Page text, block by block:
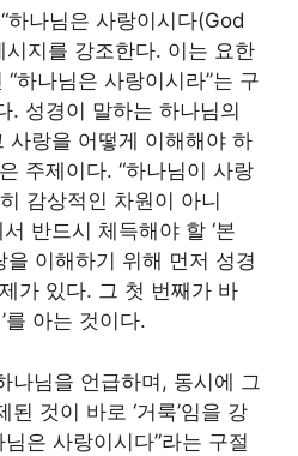
하나님은 사랑이시다(God
지를 강조한다. 이는 요한
하나님은 사랑이시라”는 구
. 성경이 말하는 하나님의
사랑을 어떻게 이해해야 하
주제이다. “하나님이 사랑
감상적인 차원이 아니
반드시 체득해야 할 ‘본
을 이해하기 위해 먼저 성경
가 있다. 그 첫 번째가 바
를 아는 것이다.
나님을 언급하며, 동시에 그
것이 바로 ‘거룩’임을 강
은 사랑이시다”라는 구절